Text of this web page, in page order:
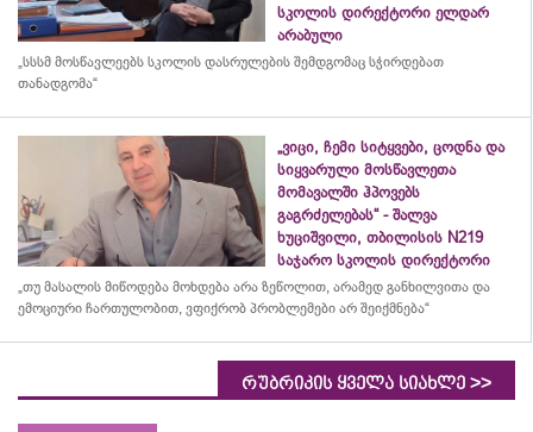
სკოლის დირექტორი ელდარ
არაბული
„სსსმ მოსწავლეებს სკოლის დასრულების შემდგომაც სჭირდებათ
თანადგომა“
„ვიცი, ჩემი სიტყვები, ცოდნა და
სიყვარული მოსწავლეთა
მომავალში ჰპოვებს
გაგრძელებას“ - შალვა
ხუციშვილი, თბილისის N219
საჯარო სკოლის დირექტორი
„თუ მასალის მიწოდება მოხდება არა ზეწოლით, არამედ განხილვითა და
ემოციური ჩართულობით, ვფიქრობ პრობლემები არ შეიქმნება“
რუბრიკის ყველა სიახლე >>